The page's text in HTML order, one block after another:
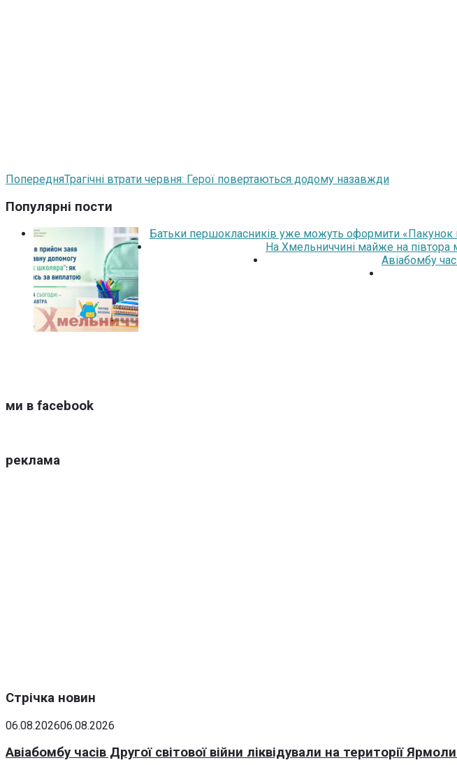
ПопередняТрагічні втрати червня: Герої повертаються додому назавжди
Популярні пости
Батьки першокласників уже можуть оформити «Пакунок
На Хмельниччині майже на півтора
Авіабомбу
ми в facebook
реклама
Стрічка новин
06.08.202606.08.2026
Авіабомбу часів Другої світової війни ліквідували на території